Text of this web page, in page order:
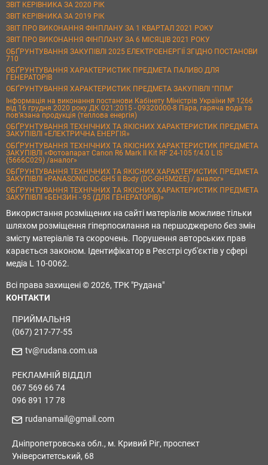
ЗВІТ КЕРІВНИКА ЗА 2020 РІК
ЗВІТ КЕРІВНИКА ЗА 2019 РІК
ЗВІТ ПРО ВИКОНАННЯ ФІНПЛАНУ ЗА 1 КВАРТАЛ 2021 РОКУ
ЗВІТ ПРО ВИКОНАННЯ ФІНПЛАНУ ЗА 6 МІСЯЦІВ 2021 РОКУ
ОБҐРУНТУВАННЯ ЗАКУПІВЛІ 2025 ЕЛЕКТРОЕНЕРГІЇ ЗГІДНО ПОСТАНОВИ
710
ОБҐРУНТУВАННЯ ХАРАКТЕРИСТИК ПРЕДМЕТА ПАЛИВО ДЛЯ
ГЕНЕРАТОРІВ
ОБҐРУНТУВАННЯ ХАРАКТЕРИСТИК ПРЕДМЕТА ЗАКУПІВЛІ "ППМ"
Інформація на виконання постанови Кабінету Міністрів України № 1266
від 16 грудня 2020 року ДК 021:2015 - 09320000-8 Пара, гаряча вода та
пов’язана продукція (теплова енергія)
ОБҐРУНТУВАННЯ ТЕХНІЧНИХ ТА ЯКІСНИХ ХАРАКТЕРИСТИК ПРЕДМЕТА
ЗАКУПІВЛІ «ЕЛЕКТРИЧНА ЕНЕРГІЯ»
ОБҐРУНТУВАННЯ ТЕХНІЧНИХ ТА ЯКІСНИХ ХАРАКТЕРИСТИК ПРЕДМЕТА
ЗАКУПІВЛІ «Фотоапарат Canon R6 Mark II Kit RF 24-105 f/4.0 L IS
(5666C029) /аналог»
ОБҐРУНТУВАННЯ ТЕХНІЧНИХ ТА ЯКІСНИХ ХАРАКТЕРИСТИК ПРЕДМЕТА
ЗАКУПІВЛІ «PANASONIC DC-GH5 II Body (DC-GH5M2EE) / аналог»
ОБҐРУНТУВАННЯ ТЕХНІЧНИХ ТА ЯКІСНИХ ХАРАКТЕРИСТИК ПРЕДМЕТА
ЗАКУПІВЛІ «БЕНЗИН - 95 (ДЛЯ ГЕНЕРАТОРІВ)»
Використання розміщених на сайті матеріалів можливе тільки
шляхом розміщення гіперпосилання на першоджерело без змін
змісту матеріалів та скорочень. Порушення авторських прав
карається законом. Ідентифікатор в Реєстрі суб'єктів у сфері
медіа L 10-0062.
Всі права захищені © 2026, ТРК "Рудана"
КОНТАКТИ
ПРИЙМАЛЬНЯ
(067) 217-77-55
tv@rudana.com.ua
РЕКЛАМНІЙ ВІДДІЛ
067 569 66 74
096 891 17 78
rudanamail@gmail.com
Дніпропетровська обл., м. Кривий Ріг, проспект
Університетський, 68